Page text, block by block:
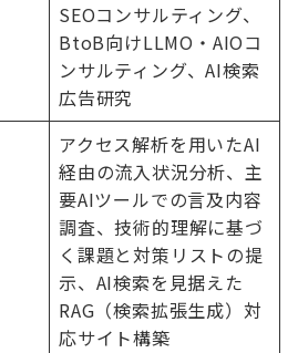
SEOコンサルティング、
BtoB向けLLMO・AIOコ
ンサルティング、AI検索
広告研究
アクセス解析を用いたAI
経由の流入状況分析、主
要AIツールでの言及内容
調査、技術的理解に基づ
く課題と対策リストの提
示、AI検索を見据えた
RAG（検索拡張生成）対
応サイト構築